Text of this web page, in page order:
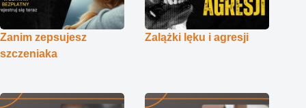
Zanim zepsujesz
szczeniaka
Zalążki lęku i agresji